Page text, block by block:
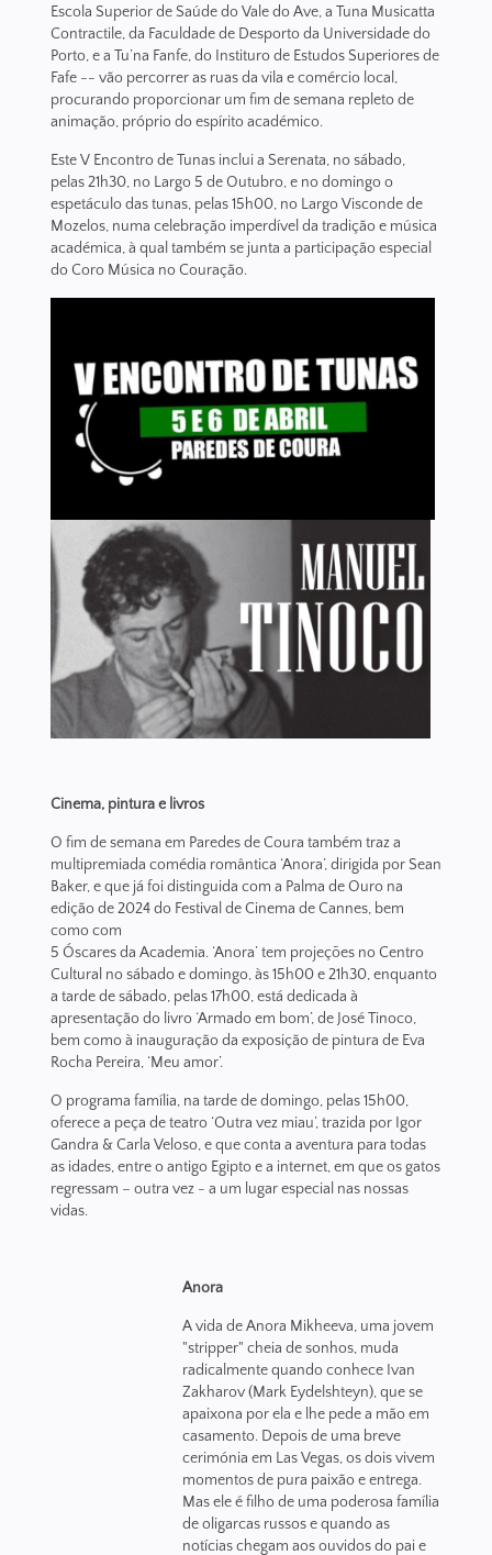
Escola Superior de Saúde do Vale do Ave, a Tuna Musicatta
Contractile, da Faculdade de Desporto da Universidade do
Porto, e a Tu’na Fanfe, do Instituro de Estudos Superiores de
Fafe -- vão percorrer as ruas da vila e comércio local,
procurando proporcionar um fim de semana repleto de
animação, próprio do espírito académico.
Este V Encontro de Tunas inclui a Serenata, no sábado,
pelas 21h30, no Largo 5 de Outubro, e no domingo o
espetáculo das tunas, pelas 15h00, no Largo Visconde de
Mozelos, numa celebração imperdível da tradição e música
académica, à qual também se junta a participação especial
do Coro Música no Couração.
Cinema, pintura e livros
O fim de semana em Paredes de Coura também traz a
multipremiada comédia romântica ‘Anora’, dirigida por Sean
Baker, e que já foi distinguida com a Palma de Ouro na
edição de 2024 do Festival de Cinema de Cannes, bem
como com
5 Óscares da Academia. ‘Anora’ tem projeções no Centro
Cultural no sábado e domingo, às 15h00 e 21h30, enquanto
a tarde de sábado, pelas 17h00, está dedicada à
apresentação do livro ‘Armado em bom’, de José Tinoco,
bem como à inauguração da exposição de pintura de Eva
Rocha Pereira, ‘Meu amor’.
O programa família, na tarde de domingo, pelas 15h00,
oferece a peça de teatro ‘Outra vez miau’, trazida por Igor
Gandra & Carla Veloso, e que conta a aventura para todas
as idades, entre o antigo Egipto e a internet, em que os gatos
regressam – outra vez - a um lugar especial nas nossas
vidas.
Anora
A vida de Anora Mikheeva, uma jovem
"stripper" cheia de sonhos, muda
radicalmente quando conhece Ivan
Zakharov (Mark Eydelshteyn), que se
apaixona por ela e lhe pede a mão em
casamento. Depois de uma breve
cerimónia em Las Vegas, os dois vivem
momentos de pura paixão e entrega.
Mas ele é filho de uma poderosa família
de oligarcas russos e quando as
notícias chegam aos ouvidos do pai e